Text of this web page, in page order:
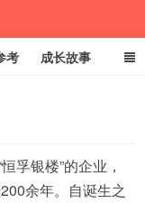
考 成长故事
孚银楼”的企业，
余年。自诞生之